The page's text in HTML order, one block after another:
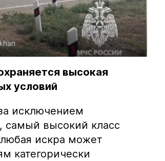
высокая
условий
исключением
самый высокий класс
искра может
категорически